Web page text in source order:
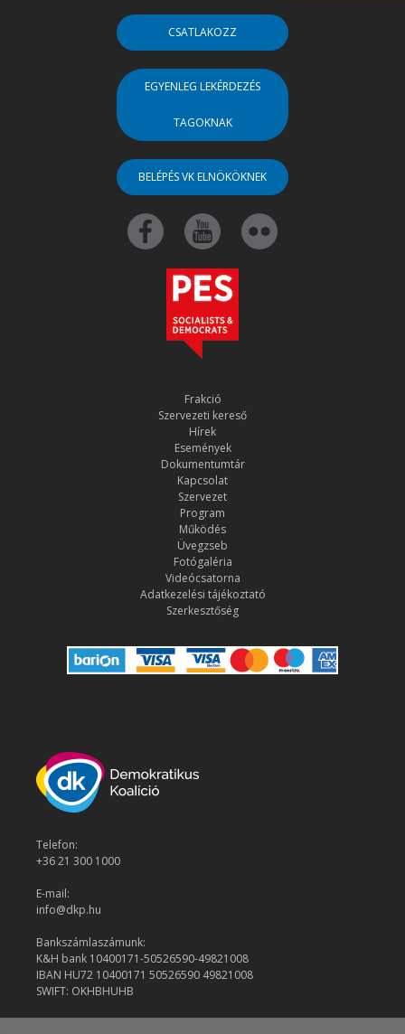
CSATLAKOZZ
EGYENLEG LEKÉRDEZÉS
TAGOKNAK
BELÉPÉS VK ELNÖKÖKNEK
Frakció
Szervezeti kereső
Hírek
Események
Dokumentumtár
Kapcsolat
Szervezet
Program
Működés
Üvegzseb
Fotógaléria
Videócsatorna
Adatkezelési tájékoztató
Szerkesztőség
Telefon:
+36 21 300 1000
E-mail:
info@dkp.hu
Bankszámlaszámunk:
K&H bank 10400171-50526590-49821008
IBAN HU72 10400171 50526590 49821008
SWIFT: OKHBHUHB